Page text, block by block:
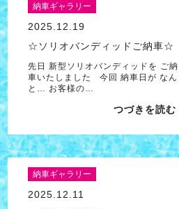
納車ギャラリー
2025.12.19
☆ソリオバンディッドご納車☆
先日 新型ソリオバンディッドを ご納
車いたしました 今回 納車日が なん
と… お客様の…
つづきを読む
納車ギャラリー
2025.12.11